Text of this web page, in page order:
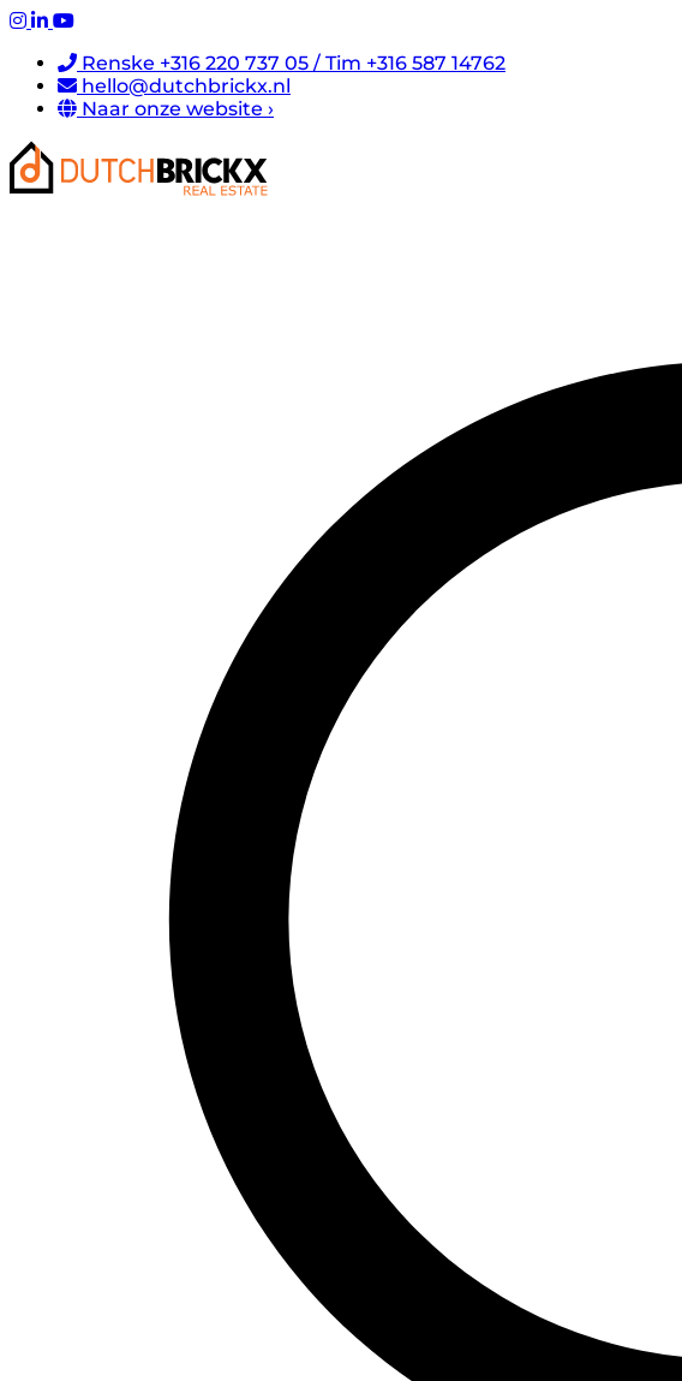
Renske +316 220 737 05 / Tim +316 587 14762
hello@dutchbrickx.nl
Naar onze website ›